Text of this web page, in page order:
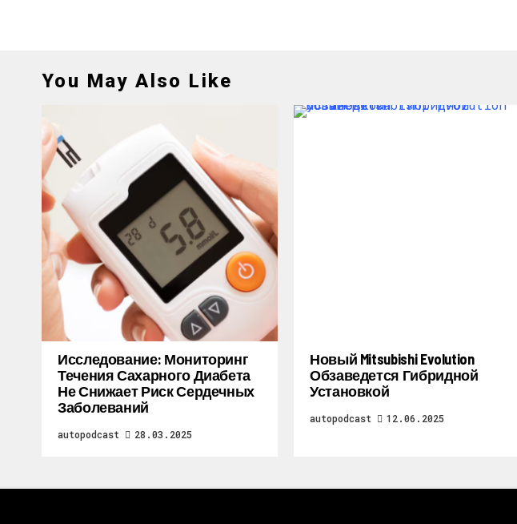
You May Also Like
Исследование: Мониторинг
Течения Сахарного Диабета
Не Снижает Риск Сердечных
Заболеваний
autopodcast 28.03.2025
Новый Mitsubishi Evolution
Обзаведется Гибридной
Установкой
autopodcast 12.06.2025